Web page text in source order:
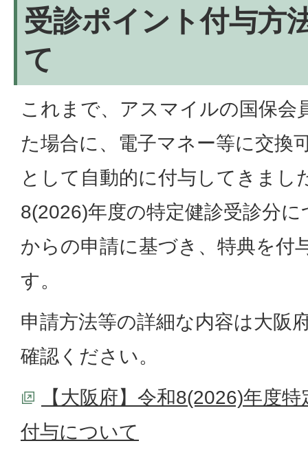
受診ポイント付与方
て
これまで、アスマイルの国保会
た場合に、電子マネー等に交換
として自動的に付与してきまし
8(2026)年度の特定健診受診分
からの申請に基づき、特典を付
す。
申請方法等の詳細な内容は大阪
確認ください。
【大阪府】令和8(2026)年度
付与について